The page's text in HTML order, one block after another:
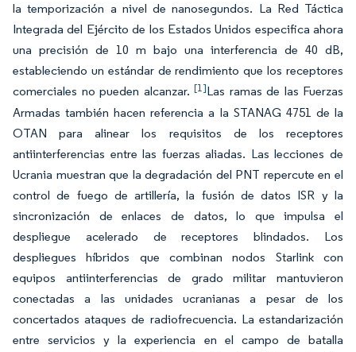
la temporización a nivel de nanosegundos. La Red Táctica
Integrada del Ejército de los Estados Unidos especifica ahora
una precisión de 10 m bajo una interferencia de 40 dB,
estableciendo un estándar de rendimiento que los receptores
comerciales no pueden alcanzar. [1]Las ramas de las Fuerzas
Armadas también hacen referencia a la STANAG 4751 de la
OTAN para alinear los requisitos de los receptores
antiinterferencias entre las fuerzas aliadas. Las lecciones de
Ucrania muestran que la degradación del PNT repercute en el
control de fuego de artillería, la fusión de datos ISR y la
sincronización de enlaces de datos, lo que impulsa el
despliegue acelerado de receptores blindados. Los
despliegues híbridos que combinan nodos Starlink con
equipos antiinterferencias de grado militar mantuvieron
conectadas a las unidades ucranianas a pesar de los
concertados ataques de radiofrecuencia. La estandarización
entre servicios y la experiencia en el campo de batalla